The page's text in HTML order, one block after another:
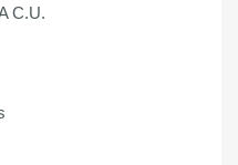
C.U.